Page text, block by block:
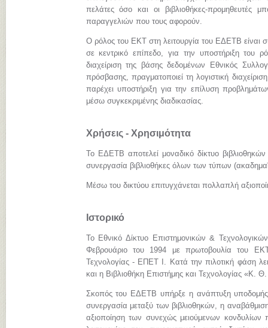
πελάτες όσο και οι βιβλιοθήκες-
παραγγελιών που τους αφορούν.
Ο ρόλος του ΕΚΤ στη λειτουργία του ΕΔΕΤΒ είναι
σε κεντρικό επίπεδο, για την υποστήριξη του
διαχείριση της βάσης δεδομένων Εθνικός
πρόσβασης, πραγματοποιεί τη λογιστική
παρέχει υποστήριξη για την επίλυση
μέσω συγκεκριμένης διαδικασίας.
Χρήσεις - Χρησιμότητα
Το ΕΔΕΤΒ αποτελεί μοναδικό δίκτυο
συνεργασία βιβλιοθήκες όλων των τύπων
Μέσω του δικτύου επιτυγχάνεται πολλαπλή
Ιστορικό
Το Εθνικό Δίκτυο Επιστημονικών &
Φεβρουάριο του 1994 με πρωτοβουλία του
Τεχνολογίας - ΕΠΕΤ Ι. Κατά την πιλοτική φάση
και η Βιβλιοθήκη Επιστήμης και Τεχνολογίας «Κ.
Σκοπός του ΕΔΕΤΒ υπήρξε η ανάπτυξη
συνεργασία μεταξύ των βιβλιοθηκών, η
αξιοποίηση των συνεχώς μειούμενων κονδυλίων